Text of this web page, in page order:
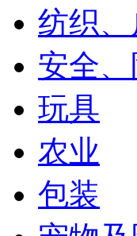
纺织
安全
玩具
农业
包装